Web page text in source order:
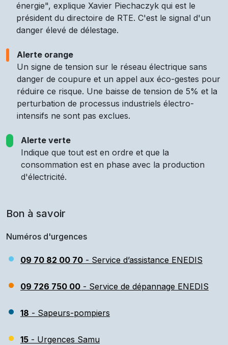
énergie", explique Xavier Piechaczyk qui est le
président du directoire de RTE. C'est le signal d'un
danger élevé de délestage.
Alerte orange
Un signe de tension sur le réseau électrique sans
danger de coupure et un appel aux éco-gestes pour
réduire ce risque. Une baisse de tension de 5% et la
perturbation de processus industriels électro-
intensifs ne sont pas exclues.
Alerte verte
Indique que tout est en ordre et que la
consommation est en phase avec la production
d'électricité.
Bon à savoir
Numéros d'urgences
09 70 82 00 70 - Service d’assistance ENEDIS
09 726 750 00 - Service de dépannage ENEDIS
18 - Sapeurs-pompiers
15 - Urgences Samu